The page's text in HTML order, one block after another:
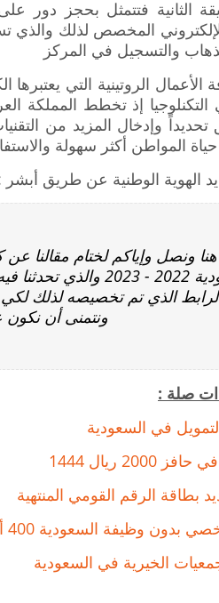
الثانية فتتمثل بحجز دور
المخصص لذلك والذي
والتسجيل في المركز
الأعمال الروتينية التي
التكنلوجيا إذ تخطط المملكة
وإدخال المزيد من
المواطن أكثر سهولة
الهوية الوطنية عن طريق أبشر
ونصل وإياكم لختام مقالنا
السعودية 2022 -
الذي تم تخصيصه لذلك لكي
ونتمنى أن
صلة :
في السعودية
ريال 1444
بطاقة الرقم القومي المنتهية
وظيفة السعودية 400 ألف
الخيرية في السعودية